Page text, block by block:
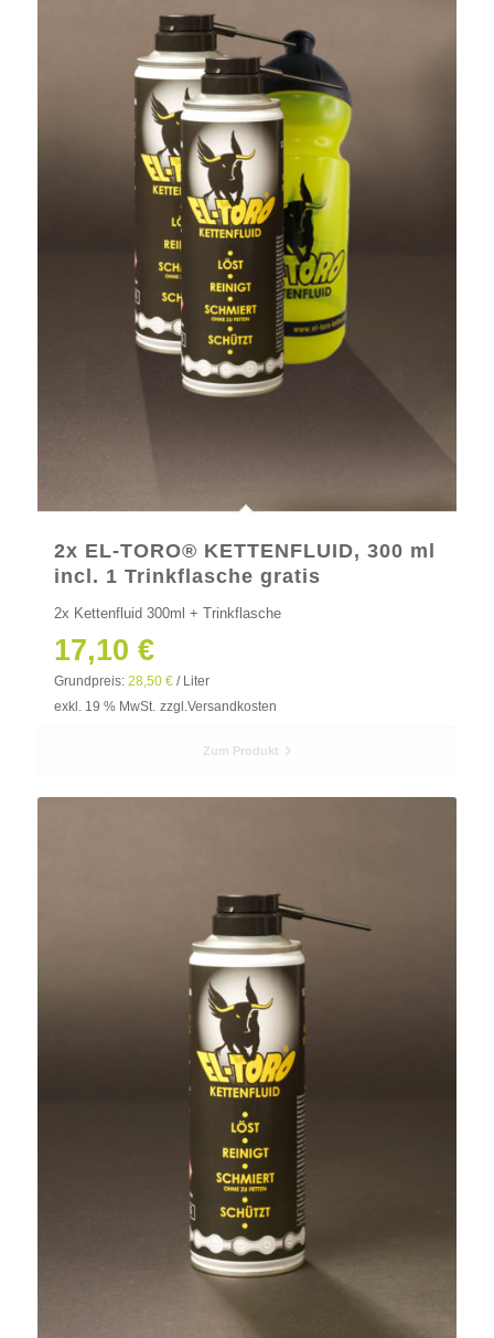
2x EL-TORO® KETTENFLUID, 300 ml
incl. 1 Trinkflasche gratis
2x Kettenfluid 300ml + Trinkflasche
17,10 €
Grundpreis: 28,50 €/ Liter
exkl. 19 % MwSt. zzgl. Versandkosten
Zum Produkt